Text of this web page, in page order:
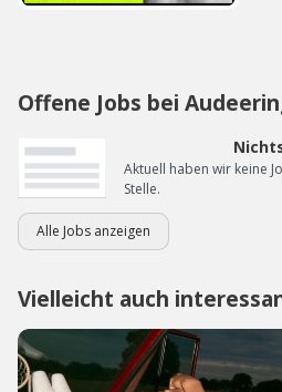
Offene Jobs bei
Aktuell haben wir keine
Stelle.
Alle Jobs anzeigen
Vielleicht auch